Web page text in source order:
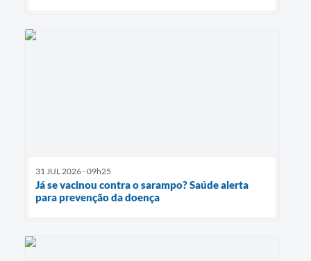
31 JUL 2026 - 09h25
Já se vacinou contra o sarampo? Saúde alerta
para prevenção da doença